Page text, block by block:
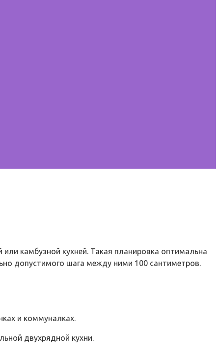
камбузной кухней. Такая планировка оптимальна
допустимого шага между ними 100 сантиметров.
и коммуналках.
двухрядной кухни.